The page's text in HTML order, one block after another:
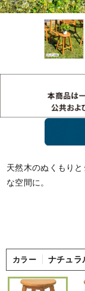
天然木のぬくもり
な空間に。
カラー ナチュラ